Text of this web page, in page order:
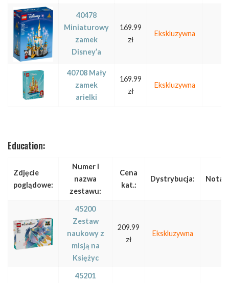
40478
Miniaturowy
zamek
Disney’a
169.99
zł
Ekskluzywna
40708 Mały
zamek
arielki
169.99
zł
Ekskluzywna
Education:
Zdjęcie
poglądowe:
Numer i
nazwa
zestawu:
Cena
kat.:
Dystrybucja:
45200
Zestaw
naukowy z
misją na
Księżyc
209.99
zł
Ekskluzywna
45201